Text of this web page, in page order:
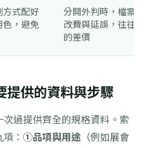
方式配好
色，避免
分開外判時，檔案
改費與延誤，往往
的差價
提供的資料與步驟
過提供齊全的規格資料。索
： ①品項與用途 （例如展會